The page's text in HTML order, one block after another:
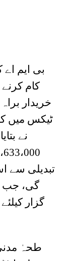
بی ایم اے
کام
خریدار
ٹیکس میں
نے
گی، جب
طحہٰ